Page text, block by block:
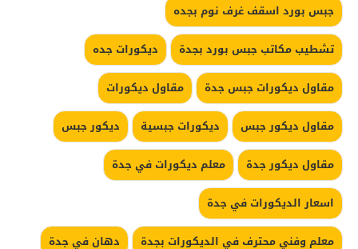
جبس بورد اسقف غرف نوم بجده
تشطيب مكاتب جبس بورد بجدة
ديكورات جده
مقاول ديكورات جبس جدة
مقاول ديكورات
مقاول ديكور جبس
ديكورات جبسية
ديكور جبس
مقاول ديكور جدة
معلم ديكورات في جدة
اسعار الديكورات في جدة
معلم وفني محترف في الديكورات بجدة
دهان في جدة